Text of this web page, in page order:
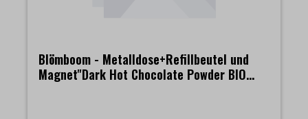
Blömboom - Metalldose+Refillbeutel und
Magnet"Dark Hot Chocolate Powder BIO